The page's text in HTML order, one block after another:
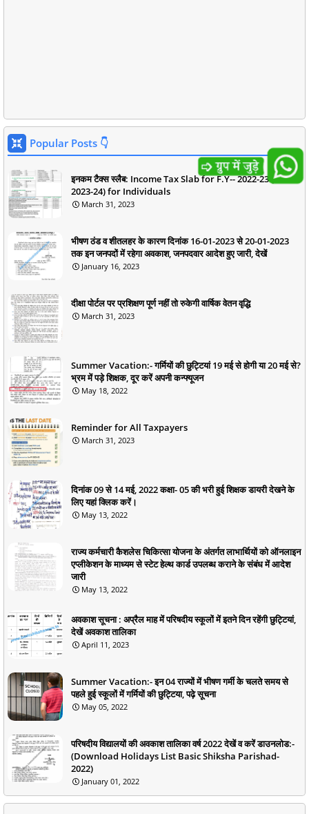
Popular Posts 👇
इनकम टैक्स स्लैब: Income Tax Slab for F.Y-- 2022-23 (A.Y--
2023-24) for Individuals
March 31, 2023
भीषण ठंड व शीतलहर के कारण दिनांक 16-01-2023 से 20-01-2023
तक इन जनपदों में रहेगा अवकाश, जनपदवार आदेश हुए जारी, देखें
January 16, 2023
दीक्षा पोर्टल पर प्रशिक्षण पूर्ण नहीं तो रुकेगी वार्षिक वेतन वृद्धि
March 31, 2023
Summer Vacation:- गर्मियों की छुट्टियां 19 मई से होगी या 20 मई से?
भ्रम में पड़े शिक्षक, दूर करें अपनी कन्फ्यूजन
May 18, 2022
Reminder for All Taxpayers
March 31, 2023
दिनांक 09 से 14 मई, 2022 कक्षा- 05 की भरी हुई शिक्षक डायरी देखने के
लिए यहां क्लिक करें।
May 13, 2022
राज्य कर्मचारी कैशलेस चिकित्सा योजना के अंतर्गत लाभार्थियों को ऑनलाइन
एप्लीकेशन के माध्यम से स्टेट हेल्थ कार्ड उपलब्ध कराने के संबंध में आदेश
जारी
May 13, 2022
अवकाश सूचना : अप्रैल माह में परिषदीय स्कूलों में इतने दिन रहेंगी छुट्टियां,
देखें अवकाश तालिका
April 11, 2023
Summer Vacation:- इन 04 राज्यों में भीषण गर्मी के चलते समय से
पहले हुई स्कूलों में गर्मियों की छुट्टिया, पढ़े सूचना
May 05, 2022
परिषदीय विद्यालयों की अवकाश तालिका वर्ष 2022 देखें व करें डाउनलोड:-
(Download Holidays List Basic Shiksha Parishad-
2022)
January 01, 2022